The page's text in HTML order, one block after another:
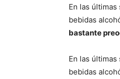
En las
bebidas
bastante
En las
bebidas